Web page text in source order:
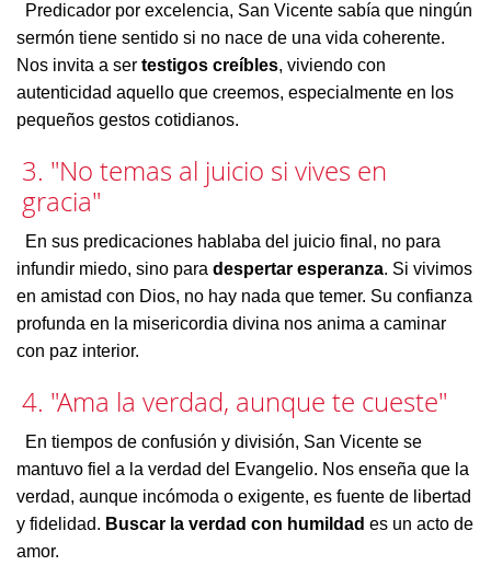
Predicador por excelencia, San Vicente sabía que ningún
sermón tiene sentido si no nace de una vida coherente.
Nos invita a ser testigos creíbles, viviendo con
autenticidad aquello que creemos, especialmente en los
pequeños gestos cotidianos.
3. "No temas al juicio si vives en
gracia"
En sus predicaciones hablaba del juicio final, no para
infundir miedo, sino para despertar esperanza. Si vivimos
en amistad con Dios, no hay nada que temer. Su confianza
profunda en la misericordia divina nos anima a caminar
con paz interior.
4. "Ama la verdad, aunque te cueste"
En tiempos de confusión y división, San Vicente se
mantuvo fiel a la verdad del Evangelio. Nos enseña que la
verdad, aunque incómoda o exigente, es fuente de libertad
y fidelidad. Buscar la verdad con humildad es un acto de
amor.